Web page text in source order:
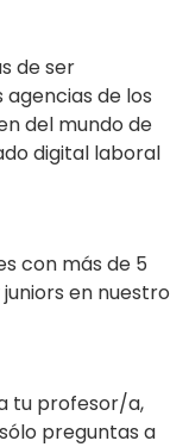
de ser
de los
del mundo de
digital laboral
con más de 5
en nuestro
tu profesor/a,
preguntas a